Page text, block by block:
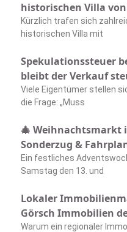
historischen Villa
Kürzlich trafen sich
historischen Villa mit
Spekulationssteuer
bleibt der Verkauf
Viele Eigentümer stellen
die Frage: „Muss
🎄 Weihnachtsmarkt
Sonderzug &
Ein festliches
Samstag den 13. und
Lokaler
Görsch Immobilien
Warum ein regionaler